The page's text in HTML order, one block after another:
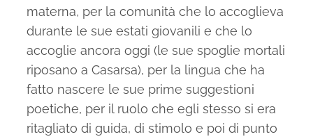
materna, per la comunità che lo accoglieva
durante le sue estati giovanili e che lo
accoglie ancora oggi (le sue spoglie mortali
riposano a Casarsa), per la lingua che ha
fatto nascere le sue prime suggestioni
poetiche, per il ruolo che egli stesso si era
ritagliato di guida, di stimolo e poi di punto